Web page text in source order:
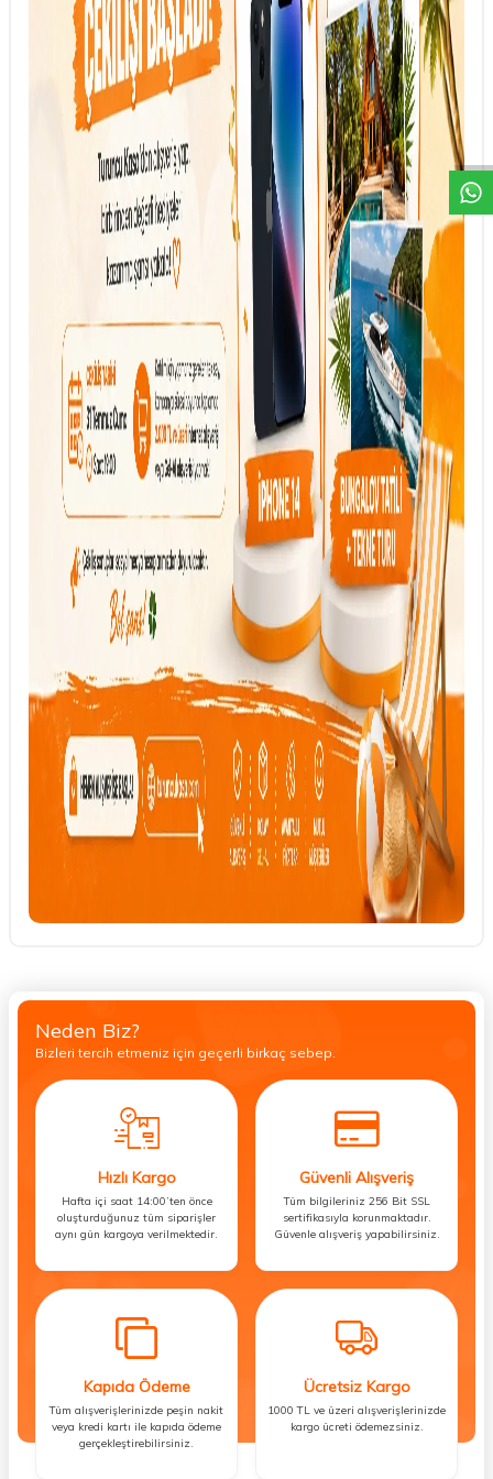
DESTEK
Neden Biz?
Bizleri tercih etmeniz için geçerli birkaç sebep.
Hızlı Kargo
Hafta içi saat 14:00’ten önce
oluşturduğunuz tüm siparişler
aynı gün kargoya verilmektedir.
Güvenli Alışveriş
Tüm bilgileriniz 256 Bit SSL
sertifikasıyla korunmaktadır.
Güvenle alışveriş yapabilirsiniz.
Kapıda Ödeme
Tüm alışverişlerinizde peşin nakit
veya kredi kartı ile kapıda ödeme
gerçekleştirebilirsiniz.
Ücretsiz Kargo
1000 TL ve üzeri alışverişlerinizde
kargo ücreti ödemezsiniz.